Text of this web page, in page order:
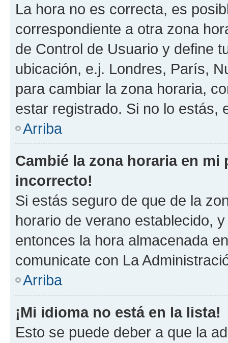
La hora no es correcta, es
correspondiente a otra zona
de Control de Usuario y define
ubicación, e.j. Londres, París,
para cambiar la zona horaria,
estar registrado. Si no lo estás,
Arriba
Cambié la zona horaria en
incorrecto!
Si estás seguro de que de la
horario de verano establecido,
entonces la hora almacenada
comunicate con La
Arriba
¡Mi idioma no está en la lista!
Esto se puede deber a que la